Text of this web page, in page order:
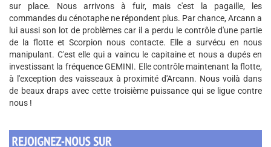
sur place. Nous arrivons à fuir, mais c'est la pagaille, les
commandes du cénotaphe ne répondent plus. Par chance, Arcann a
lui aussi son lot de problèmes car il a perdu le contrôle d'une partie
de la flotte et Scorpion nous contacte. Elle a survécu en nous
manipulant. C'est elle qui a vaincu le capitaine et nous a dupés en
investissant la fréquence GEMINI. Elle contrôle maintenant la flotte,
à l'exception des vaisseaux à proximité d'Arcann. Nous voilà dans
de beaux draps avec cette troisième puissance qui se ligue contre
nous !